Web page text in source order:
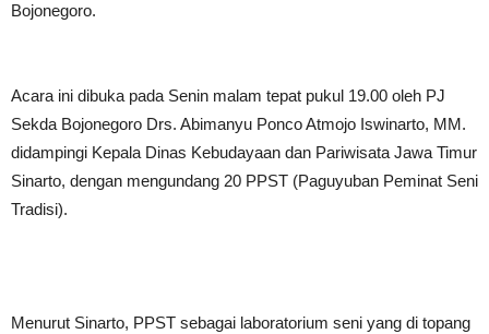
Bojonegoro.
Acara ini dibuka pada Senin malam tepat pukul 19.00 oleh PJ
Sekda Bojonegoro Drs. Abimanyu Ponco Atmojo Iswinarto, MM.
didampingi Kepala Dinas Kebudayaan dan Pariwisata Jawa Timur
Sinarto, dengan mengundang 20 PPST (Paguyuban Peminat Seni
Tradisi).
Menurut Sinarto, PPST sebagai laboratorium seni yang di topang